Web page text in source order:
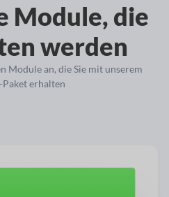
Module, die
werden
Module an, die Sie mit unserem
Paket erhalten